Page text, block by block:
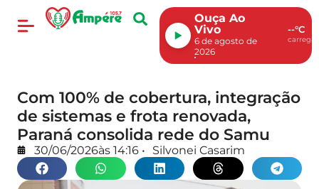
Ouça Ao
Vivo
6 de agosto de
2026
--°C
Com 100% de cobertura, integração
de sistemas e frota renovada,
Paraná consolida rede do Samu
30/06/2026às 14:16 • Silvonei Casarim